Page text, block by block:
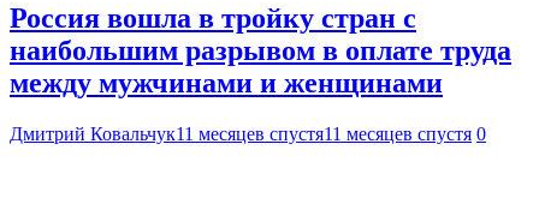
Россия вошла в тройку стран с
наибольшим разрывом в оплате труда
между мужчинами и женщинами
Дмитрий Ковальчук11 месяцев спустя11 месяцев спустя 0